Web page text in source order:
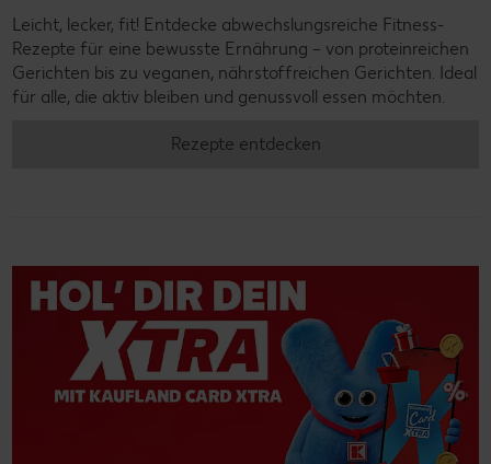
Leicht, lecker, fit! Entdecke abwechslungsreiche Fitness-
Rezepte für eine bewusste Ernährung – von proteinreichen
Gerichten bis zu veganen, nährstoffreichen Gerichten. Ideal
für alle, die aktiv bleiben und genussvoll essen möchten.
Rezepte entdecken